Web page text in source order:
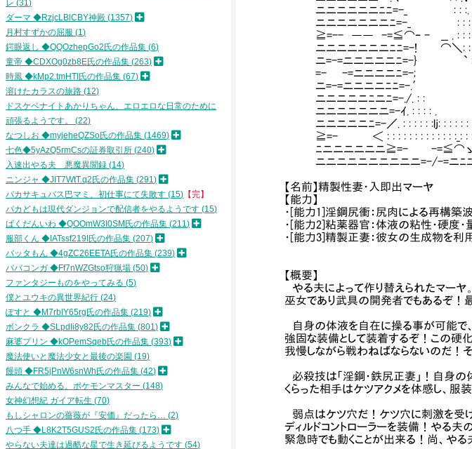
ニニニニニニﾆﾆ=-_ : : :.
ニニニニニニニﾆ=-_ : : : .、
≧=-- ―― -=≦⌒ｰ - __ . : : :
ニニニニニニニﾆﾆ=-! ⌒＼: : :
ニ=-=ニニニニニﾆ=-} ` : :
=- -=ニニニニﾆ=-; ⌒ヽ
ニ=-=ニニニニﾆﾆ=-.′ :
ニニニニニﾆニﾆ=-./. : :
ニニニニニニニ=-ｲ. : : :
ニニニニニﾆ=-／. : : : : : :lj: : : : : : : :
≧=- ＜ : : : : : : : : : : : : :_: : : :.--
ﾆニニニニニニ≧=- -=≦⌒ゝ : : :
ニニニニニニニニニニ=-/-=ニﾆ
【名前】精製性妻・入即出マーヤ
【能力】
・[能力1]淫鋼尻衝：尻肉による再構築
・[能力2]粘薬器官：体液の粘性・硬度
・[能力3]精製正妻：彼女の生成物を利
【概要】
やる夫によって作り替えられたマーヤ
巫女であり武具の開発者でもあるぞ
自身の体液を自在に操る事が可能で
強固な装備として装着するぞ！この硬
我慢しながら戦わねばならないのだ！
必殺技は「淫鋼・鉄尻正妻」！自身の
くらった相手はケツアクメを体感し、服
弱点はケツ穴だ！ケツ穴に刺激を受
ディルドコントローラーを装備！やる夫
緊急時でも動くことが出来る！尚、や
レ 31
ダーマ ◆RzjcLBlCBY神殿 1357
月村すずかの屈服
1
鍔眼返し ◆QQOzhepGo2氏の作品集 6
童帝 ◆CDXOg0zb8E氏の作品集 263
時風 ◆kMp2.tmHTI氏の作品集 67
溶けたカラスの旅路 12
ドスケベナイトあかりちゃん、エロエロな日常のために
頑張るようです。
22
なつしお ◆myjeheQZSo氏の作品集 1469
七色◆5yAzQ5rmCsの証券取引所 240
入速出やる夫 悪魔異聞録 14
ニンジャ ◆JIT7WtT.q2氏の作品集 291
バカサキュバス巴マミ、初仕事にて失敗す 15
【完】
バカどもは現代ダンジョンで配信者をやるようです 15
ばくだんいわ ◆QOOmW3I0SM氏の作品集 211
服部くん ◆IATssf219I氏の作品集 207
バッタもん ◆4gZC26EETA氏の作品集 239
ババコンガ ◆Ff7nWZGtso狩猟場 50
ファンタジーものをやってみる 5
僕とユウキの異世界紀行 24
ぽすと ◆M7rbIY65rg氏の作品集 219
ボンクラ ◆SLpdIi8y82氏の作品集 801
麻婆プリン ◆kOPemSqeb氏の作品集 393
魔法使いと魔法少女と最後の楽園
19
饅頭 ◆FR5jPnW6snWh氏の作品集 42
みんなで始める、ポケモンマスター
148
女神幻想紀 ガイア転生 70
もしシャロンの薔薇が『安価』だったら… 2
八つ手 ◆L8K2T5GUS2氏の作品集 173
やらない夫達は過酷な星で生き延びるようです 54